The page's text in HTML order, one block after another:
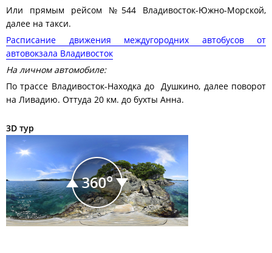
Или прямым рейсом №544 Владивосток-Южно-Морской,
далее на такси.
Расписание движения междугородних автобусов от
автовокзала Владивосток
На личном автомобиле:
По трассе Владивосток-Находка до Душкино, далее поворот
на Ливадию. Оттуда 20 км. до бухты Анна.
3D тур